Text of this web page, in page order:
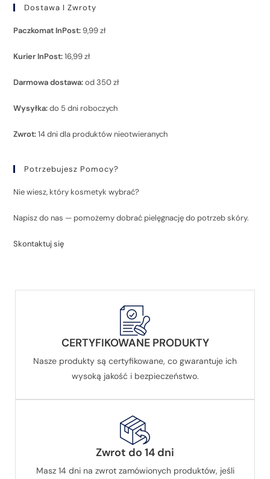
Dostawa I Zwroty
Paczkomat InPost:9,99 zł
Kurier InPost:16,99 zł
Darmowa dostawa:od 350 zł
Wysyłka:do 5 dni roboczych
Zwrot:14 dni dla produktów nieotwieranych
Potrzebujesz Pomocy?
Nie wiesz, który kosmetyk wybrać?
Napisz do nas — pomożemy dobrać pielęgnację do potrzeb skóry.
Skontaktuj się
CERTYFIKOWANE PRODUKTY
Nasze produkty są certyfikowane, co gwarantuje ich
wysoką jakość i bezpieczeństwo.
Zwrot do 14 dni
Masz 14 dni na zwrot zamówionych produktów, jeśli